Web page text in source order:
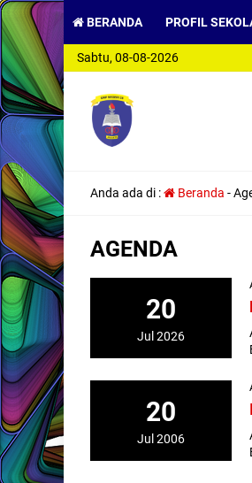
BERANDA PROFIL
Sabtu, 08-08-2026
Anda ada di : Beranda -
AGENDA
20
Jul 2026
20
Jul 2006